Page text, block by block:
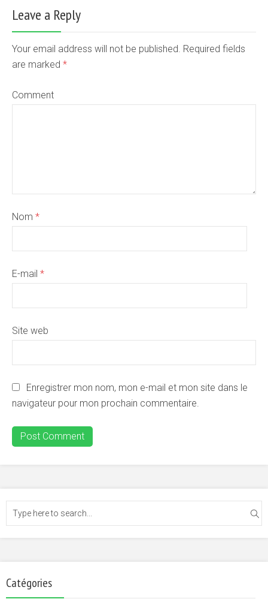
Leave a Reply
Your email address will not be published. Required fields
are marked *
Comment
Nom *
E-mail *
Site web
Enregistrer mon nom, mon e-mail et mon site dans le
navigateur pour mon prochain commentaire.
Catégories